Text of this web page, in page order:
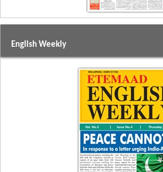
English Weekly